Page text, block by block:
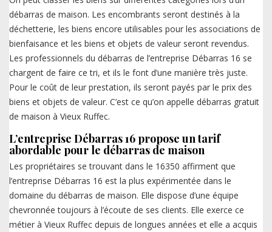
débarras de maison. Les encombrants seront destinés à la
déchetterie, les biens encore utilisables pour les associations de
bienfaisance et les biens et objets de valeur seront revendus.
Les professionnels du débarras de l’entreprise Débarras 16 se
chargent de faire ce tri, et ils le font d’une manière très juste.
Pour le coût de leur prestation, ils seront payés par le prix des
biens et objets de valeur. C’est ce qu’on appelle débarras gratuit
de maison à Vieux Ruffec.
L’entreprise Débarras 16 propose un tarif
abordable pour le débarras de maison
Les propriétaires se trouvant dans le 16350 affirment que
l’entreprise Débarras 16 est la plus expérimentée dans le
domaine du débarras de maison. Elle dispose d’une équipe
chevronnée toujours à l’écoute de ses clients. Elle exerce ce
métier à Vieux Ruffec depuis de longues années et elle a acquis